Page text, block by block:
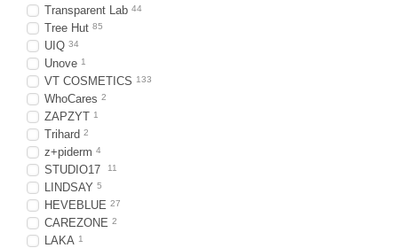
Transparent Lab 44
Tree Hut 85
UIQ 34
Unove 1
VT COSMETICS 133
WhoCares 2
ZAPZYT 1
Trihard 2
z+piderm 4
STUDIO17 11
LINDSAY 5
HEVEBLUE 27
CAREZONE 2
LAKA 1